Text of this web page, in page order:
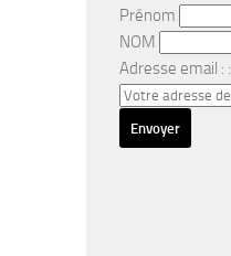
Prénom
NOM
Adresse email : :